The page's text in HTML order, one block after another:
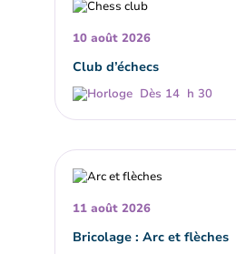
10 août 2026
Club d’échecs
Dès 14 h 30
11 août 2026
Bricolage : Arc et flèches